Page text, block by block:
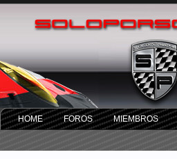
HOME FOROS MIEMBROS